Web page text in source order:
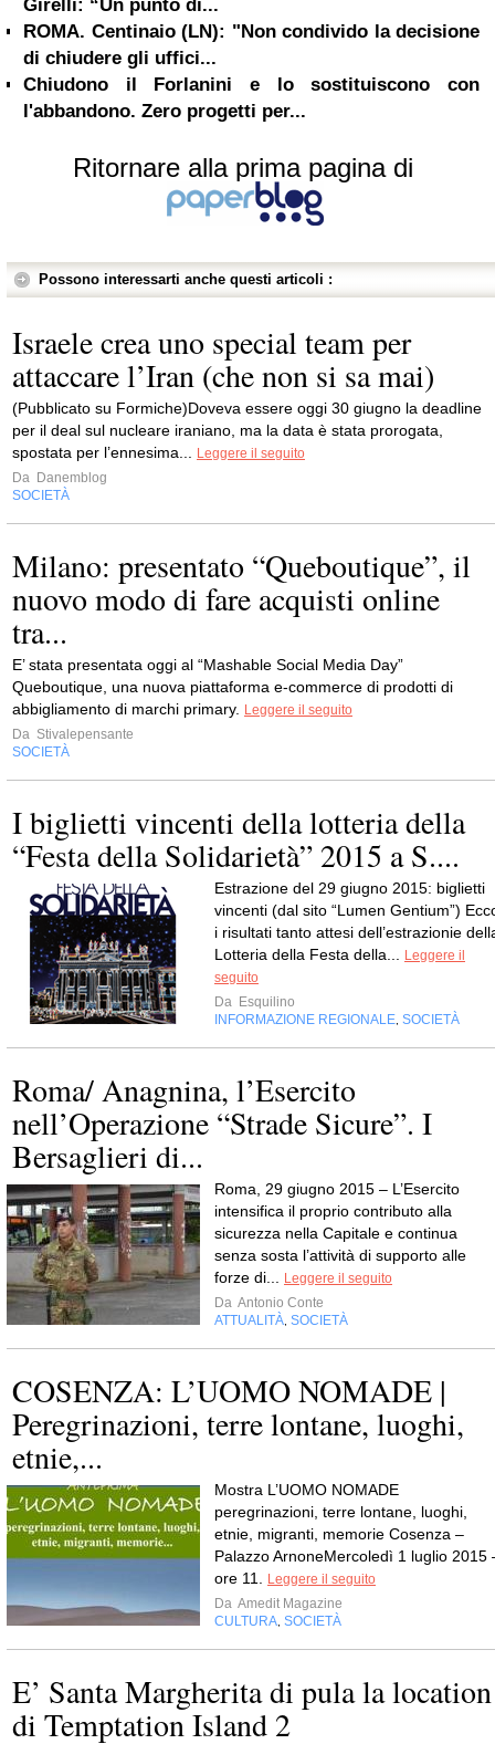
Girelli: “Un punto di...
ROMA. Centinaio (LN): "Non condivido la decisione
di chiudere gli uffici...
Chiudono il Forlanini e lo sostituiscono con
l'abbandono. Zero progetti per...
Ritornare alla prima pagina di
Possono interessarti anche questi articoli :
Israele crea uno special team per
attaccare l’Iran (che non si sa mai)
(Pubblicato su Formiche)Doveva essere oggi 30 giugno la deadline
per il deal sul nucleare iraniano, ma la data è stata prorogata,
spostata per l’ennesima...
Leggere il seguito
Da Danemblog
SOCIETÀ
Milano: presentato “Queboutique”, il
nuovo modo di fare acquisti online
tra...
E’ stata presentata oggi al “Mashable Social Media Day”
Queboutique, una nuova piattaforma e-commerce di prodotti di
abbigliamento di marchi primary.
Leggere il seguito
Da Stivalepensante
SOCIETÀ
I biglietti vincenti della lotteria della
“Festa della Solidarietà” 2015 a S....
Estrazione del 29 giugno 2015: biglietti
vincenti (dal sito “Lumen Gentium”)
i risultati tanto attesi dell’estrazionie
Lotteria della Festa della...
Leggere il
seguito
Da Esquilino
INFORMAZIONE REGIONALE SOCIETÀ
Roma/ Anagnina, l’Esercito
nell’Operazione “Strade Sicure”. I
Bersaglieri di...
Roma, 29 giugno 2015 – L’Esercito
intensifica il proprio contributo alla
sicurezza nella Capitale e continua
senza sosta l’attività di supporto alle
forze di...
Leggere il seguito
Da Antonio Conte
ATTUALITÀ SOCIETÀ
COSENZA: L’UOMO NOMADE |
Peregrinazioni, terre lontane, luoghi,
etnie,...
Mostra L’UOMO NOMADE
peregrinazioni, terre lontane, luoghi,
etnie, migranti, memorie Cosenza –
Palazzo ArnoneMercoledì 1 luglio 2015
ore 11.
Leggere il seguito
Da Amedit Magazine
CULTURA SOCIETÀ
E’ Santa Margherita di pula la location
di Temptation Island 2